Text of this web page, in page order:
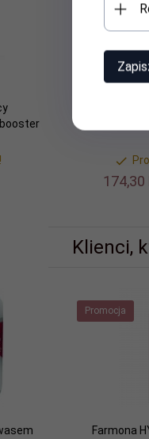
174,30
Klienci,
Promocja
Farmona